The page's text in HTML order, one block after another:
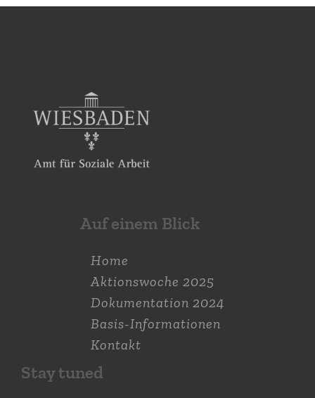
Auf einem Blick
Home
Aktions­woche 2025
Dokumen­tation 2024
Basis-Informationen
Kontakt
Stay tuned